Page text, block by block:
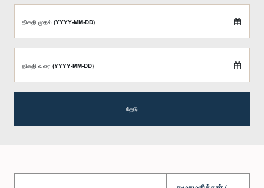
திகதி முதல் (YYYY-MM-DD)
திகதி வரை (YYYY-MM-DD)
தேடு